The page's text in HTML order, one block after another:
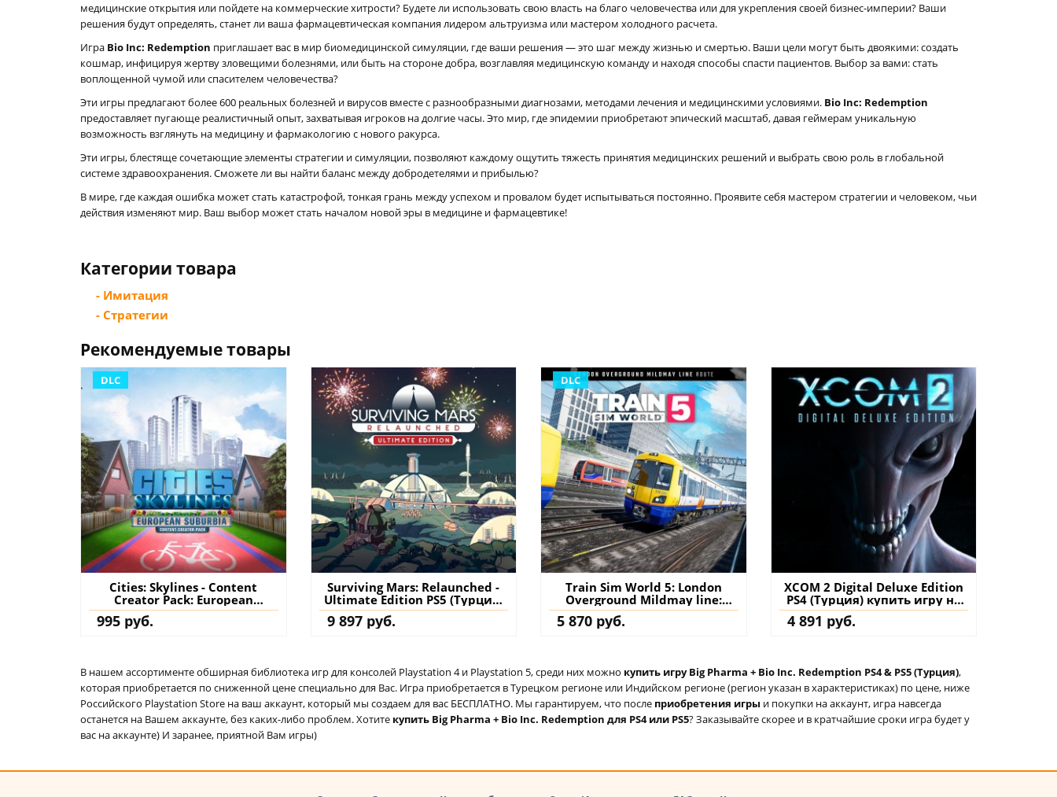
медицинские открытия или пойдете на коммерческие хитрости? Будете ли использовать свою власть на благо человечества или для укрепления своей бизнес-империи? Ваши
решения будут определять, станет ли ваша фармацевтическая компания лидером альтруизма или мастером холодного расчета.
Игра Bio Inc: Redemption приглашает вас в мир биомедицинской симуляции, где ваши решения — это шаг между жизнью и смертью. Ваши цели могут быть двоякими: создать
кошмар, инфицируя жертву зловещими болезнями, или быть на стороне добра, возглавляя медицинскую команду и находя способы спасти пациентов. Выбор за вами: стать
воплощенной чумой или спасителем человечества?
Эти игры предлагают более 600 реальных болезней и вирусов вместе с разнообразными диагнозами, методами лечения и медицинскими условиями. Bio Inc: Redemption
предоставляет пугающе реалистичный опыт, захватывая игроков на долгие часы. Это мир, где эпидемии приобретают эпический масштаб, давая геймерам уникальную
возможность взглянуть на медицину и фармакологию с нового ракурса.
Эти игры, блестяще сочетающие элементы стратегии и симуляции, позволяют каждому ощутить тяжесть принятия медицинских решений и выбрать свою роль в глобальной
системе здравоохранения. Сможете ли вы найти баланс между добродетелями и прибылью?
В мире, где каждая ошибка может стать катастрофой, тонкая грань между успехом и провалом будет испытываться постоянно. Проявите себя мастером стратегии и человеком, чьи
действия изменяют мир. Ваш выбор может стать началом новой эры в медицине и фармацевтике!
Категории товара
- Имитация
- Стратегии
Рекомендуемые товары
DLC
Cities: Skylines - Content
Creator Pack: European
Suburbia - Cities: Skylines -
Remastered PS4 & PS5 (Турция)
995 руб.
Surviving Mars: Relaunched -
Ultimate Edition PS5 (Турция)
купить
9 897 руб.
DLC
Train Sim World 5: London
Overground Mildmay line:
Stratford - Willesden Junction
Route Add-On PS4 & PS5
5 870 руб.
XCOM 2 Digital Deluxe Edition
PS4 (Турция) купить игру на
аккаунт
4 891 руб.
В нашем ассортименте обширная библиотека игр для консолей Playstation 4 и Playstation 5, среди них можно купить игру Big Pharma + Bio Inc. Redemption PS4 & PS5 (Турция),
которая приобретается по сниженной цене специально для Вас. Игра приобретается в Турецком регионе или Индийском регионе (регион указан в характеристиках) по цене, ниже
Российского Playstation Store на ваш аккаунт, который мы создаем для вас БЕСПЛАТНО. Мы гарантируем, что после приобретения игры и покупки на аккаунт, игра навсегда
останется на Вашем аккаунте, без каких-либо проблем. Хотите купить Big Pharma + Bio Inc. Redemption для PS4 или PS5? Заказывайте скорее и в кратчайшие сроки игра будет у
вас на аккаунте) И заранее, приятной Вам игры)